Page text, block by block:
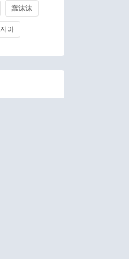
蠢沫沫
지아